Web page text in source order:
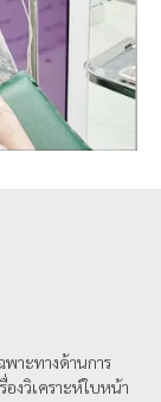
าะทางด้านการ
องวิเคราะห์ใบหน้า